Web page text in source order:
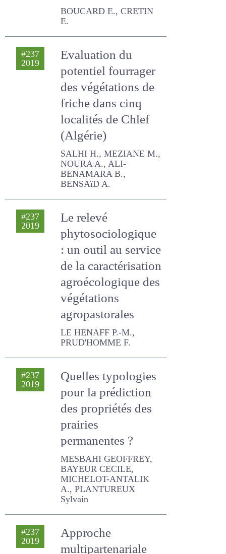
BOUCARD E., CRETIN E.
#237
2019
Evaluation du
potentiel fourrager
des végétations de
friche dans cinq
localités de Chlef
(Algérie)
SALHI H., MEZIANE M.,
NOURA A., ALI-BENAMARA
B., BENSAïD A.
#237
2019
phytosociologique
: un outil au service
de la
caractérisation
agroécologique
des végétations
agropastorales
LE HENAFF P.-M.,
PRUD'HOMME F.
#237
2019
Quelles typologies
pour la prédiction
des propriétés des
prairies
permanentes ?
MESBAHI GEOFFREY,
BAYEUR CECILE,
MICHELOT-ANTALIK A.,
PLANTUREUX Sylvain
#237
2019
Approche
multipartenariale